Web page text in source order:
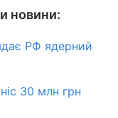
новини:
РФ ядерний
30 млн грн